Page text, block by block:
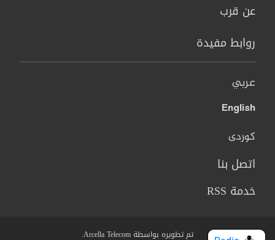
عن قرب
روابط مفيدة
عربي
English
کوردی
اتصل بنا
خدمة RSS
تم تطويره بواسطة Arcella Telecom.